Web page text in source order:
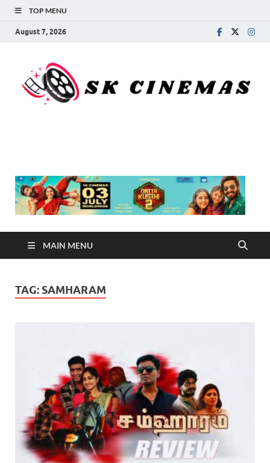
TOP MENU
August 7, 2026
MAIN MENU
TAG: SAMHARAM